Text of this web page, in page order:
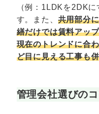
（例：1LDKを2DK
す。また、 共用部分
繕だけでは賃料アッ
現在のトレンドに合
ど目に見える工事も
管理会社選びの